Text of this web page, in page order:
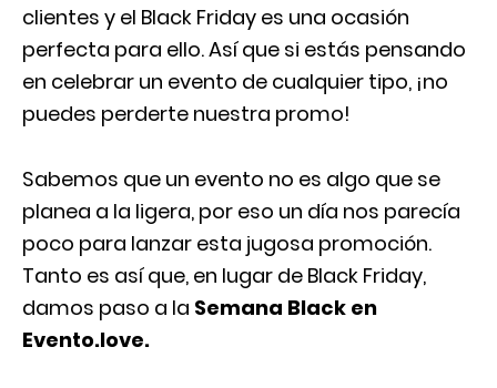
clientes y el Black Friday es una ocasión
perfecta para ello. Así que si estás pensando
en celebrar un evento de cualquier tipo, ¡no
puedes perderte nuestra promo!
Sabemos que un evento no es algo que se
planea a la ligera, por eso un día nos parecía
poco para lanzar esta jugosa promoción.
Tanto es así que, en lugar de Black Friday,
damos paso a la Semana Black en
Evento.love.